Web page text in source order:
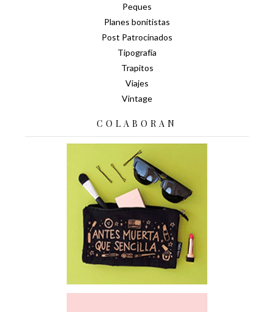
Peques
Planes bonitistas
Post Patrocinados
Tipografía
Trapitos
Viajes
Vintage
COLABORAN